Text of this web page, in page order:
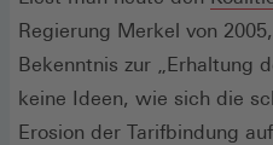
Regierung Merkel von
Bekenntnis zur „Erhaltung
keine Ideen, wie sich die
Erosion der Tarifbindung